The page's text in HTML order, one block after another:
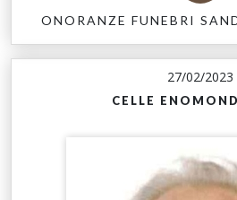
ONORANZE FUNEBRI
27/02/2023
CELLE